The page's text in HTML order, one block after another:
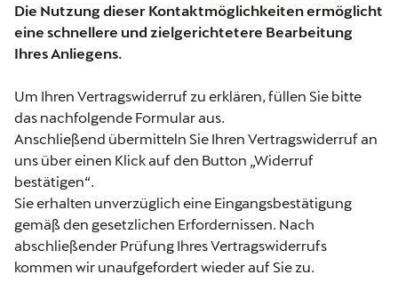
Die Nutzung dieser Kontaktmöglichkeiten ermöglicht
eine schnellere und zielgerichtetere Bearbeitung
Ihres Anliegens.
Um Ihren Vertragswiderruf zu erklären, füllen Sie bitte
das nachfolgende Formular aus.
Anschließend übermitteln Sie Ihren Vertragswiderruf an
uns über einen Klick auf den Button „Widerruf
bestätigen“.
Sie erhalten unverzüglich eine Eingangsbestätigung
gemäß den gesetzlichen Erfordernissen. Nach
abschließender Prüfung Ihres Vertragswiderrufs
kommen wir unaufgefordert wieder auf Sie zu.